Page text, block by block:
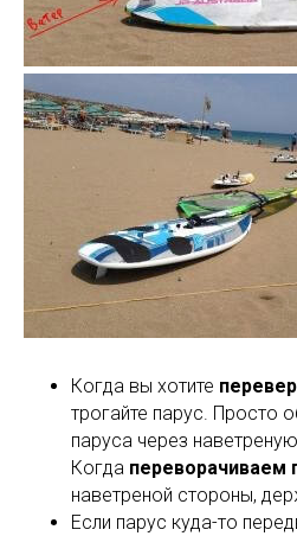
Когда вы хотите
трогайте парус. Просто
паруса через
Когда переворачиваем
наветреной стороны,
Если парус куда-то